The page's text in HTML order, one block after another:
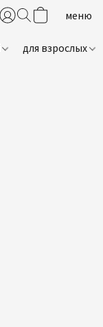
для взрослых